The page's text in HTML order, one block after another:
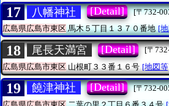
17 八幡神社 [Detail]
[〒732-
広島県広島市東区馬木５丁目１３７０番地 [
18 尾長天満宮 [Detail]
[〒
広島県広島市東区 山根町３３番１６号 [地図
19 饒津神社 [Detail]
[〒732-